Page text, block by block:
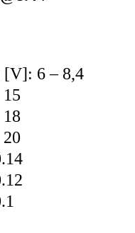
[V]: 6 – 8,4